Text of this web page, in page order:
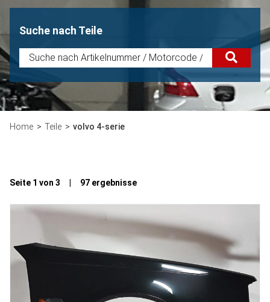
Suche nach Teile
Home Teile volvo 4-serie
Seite 1 von 3 | 97 ergebnisse